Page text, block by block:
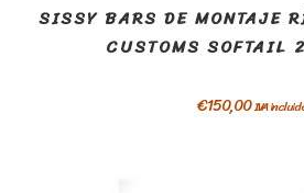
SISSY BARS DE MONTAJE
CUSTOMS SOFTAIL
€150,00IVA